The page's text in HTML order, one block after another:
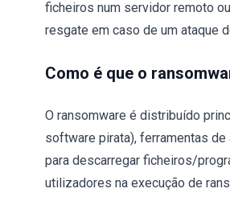
ficheiros num servidor remoto
resgate em caso de um ataque
Como é que o
O ransomware é distribuído
software pirata), ferramentas
para descarregar ficheiros/
utilizadores na execução de